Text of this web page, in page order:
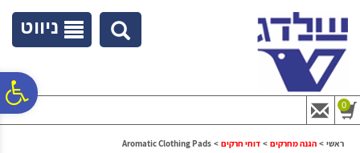
נגישות
ניווט
0
ראשי > הגנה מחרקים > דוחי חרקים >
Aromatic Clothing Pads